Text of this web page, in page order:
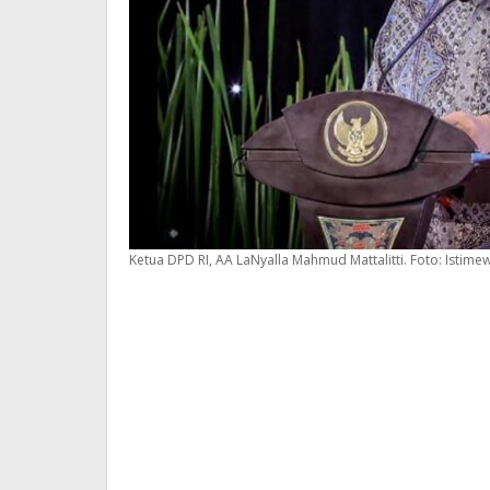
Ketua DPD RI, AA LaNyalla Mahmud Mattalitti. Foto: